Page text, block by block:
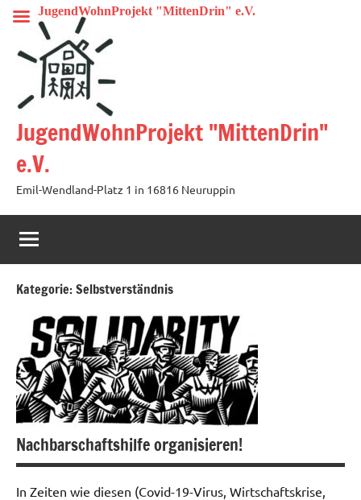
Zum
springen
JugendWohnProjekt "MittenDrin"
e.V.
Emil-Wendland-Platz 1 in 16816 Neuruppin
Kategorie:Selbstverständnis
Nachbarschaftshilfe organisieren!
In Zeiten wie diesen (Covid-19-Virus, Wirtschaftskrise,
JugendWohnProjekt "MittenDrin" e.V.